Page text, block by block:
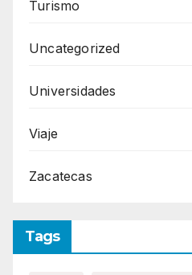
Turismo
Uncategorized
Universidades
Viaje
Zacatecas
Tags